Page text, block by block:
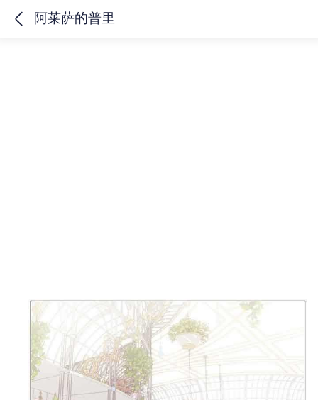
阿莱萨的普里